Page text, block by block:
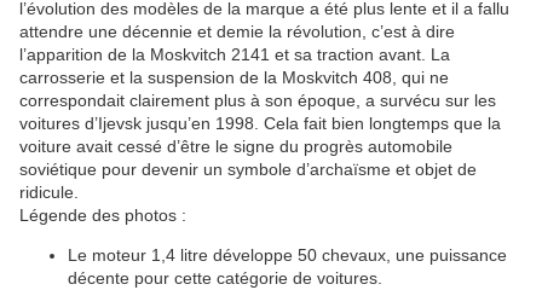
l’évolution des modèles de la marque a été plus lente et il a fallu
attendre une décennie et demie la révolution, c’est à dire
l’apparition de la Moskvitch 2141 et sa traction avant. La
carrosserie et la suspension de la Moskvitch 408, qui ne
correspondait clairement plus à son époque, a survécu sur les
voitures d’Ijevsk jusqu’en 1998. Cela fait bien longtemps que la
voiture avait cessé d’être le signe du progrès automobile
soviétique pour devenir un symbole d’archaïsme et objet de
ridicule.
Légende des photos :
Le moteur 1,4 litre développe 50 chevaux, une puissance
décente pour cette catégorie de voitures.